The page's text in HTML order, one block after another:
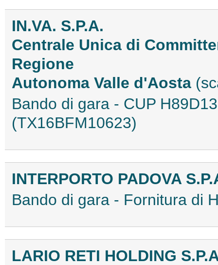
IN.VA. S.P.A.
Centrale Unica di
Regione
Autonoma Valle d'Aosta
Bando di gara - CUP
(TX16BFM10623)
INTERPORTO PADOVA
Bando di gara - Fornitura di
LARIO RETI HOLDING